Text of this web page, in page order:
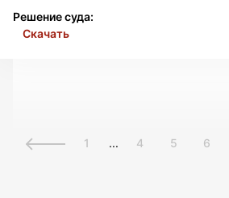
Решение суда:
Скачать
1 ... 4 5 6